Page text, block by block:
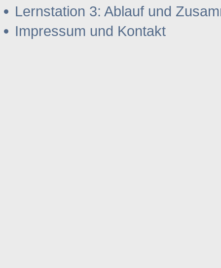
Lernstation 3: Ablauf und
Impressum und Kontakt